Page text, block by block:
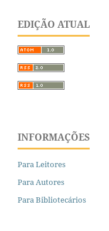
EDIÇÃO ATUAL
INFORMAÇÕES
Para Leitores
Para Autores
Para Bibliotecários